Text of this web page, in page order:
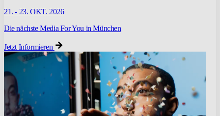
21. - 23. OKT. 2026
Die nächste Media For You in München
Jetzt Informieren